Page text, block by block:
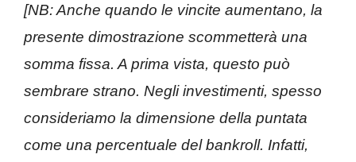
[NB: Anche quando le vincite aumentano, la
presente dimostrazione scommetterà una
somma fissa. A prima vista, questo può
sembrare strano. Negli investimenti, spesso
consideriamo la dimensione della puntata
come una percentuale del bankroll. Infatti,